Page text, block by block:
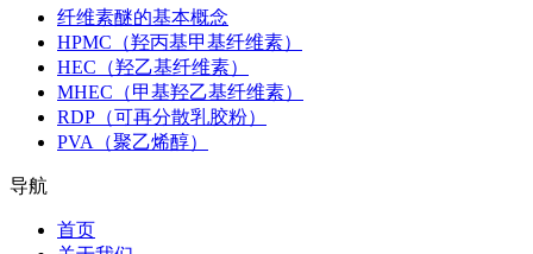
纤维素醚的基本概念
HPMC（羟丙基甲基纤维素）
HEC（羟乙基纤维素）
MHEC（甲基羟乙基纤维素）
RDP（可再分散乳胶粉）
PVA（聚乙烯醇）
导航
首页